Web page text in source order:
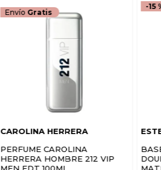
Envío Gratis
CAROLINA HERRERA
PERFUME CAROLINA
HERRERA HOMBRE 212 VIP
-15